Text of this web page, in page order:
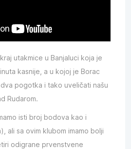
utakmice u Banjaluci koja je
kasnije, a u kojoj je Borac
pogotka i tako uveličati našu
Rudarom.
isti broj bodova kao i
ali sa ovim klubom imamo bolji
odigrane prvenstvene